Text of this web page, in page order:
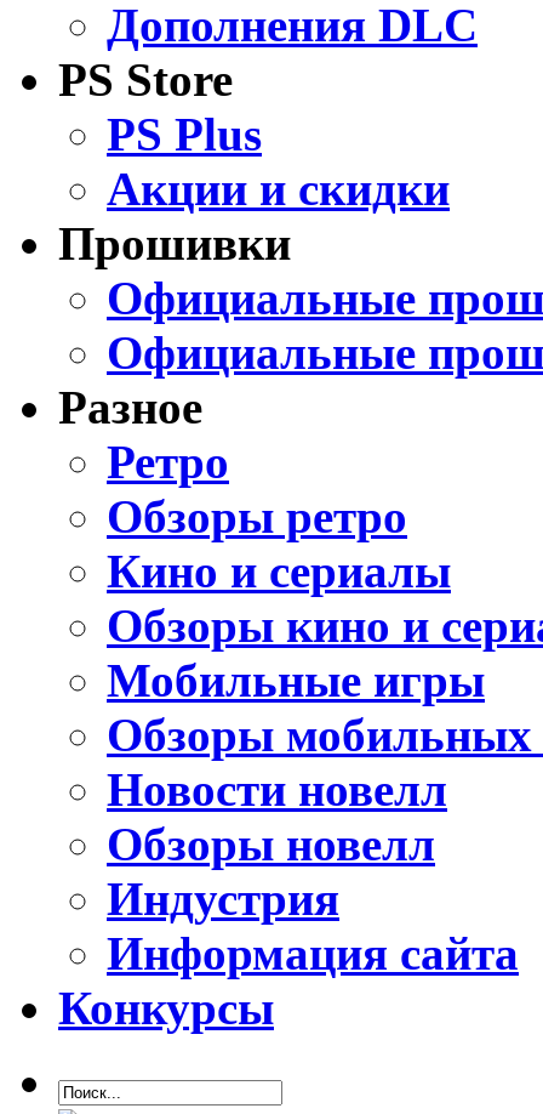
Дополнения DLC
PS Store
PS Plus
Акции и скидки
Прошивки
Официальные
Официальные
Разное
Ретро
Обзоры ретро
Кино и сериалы
Обзоры кино и
Мобильные игры
Обзоры мобильных
Новости новелл
Обзоры новелл
Индустрия
Информация сайта
Конкурсы